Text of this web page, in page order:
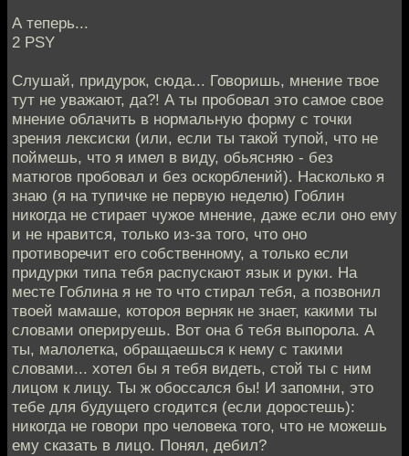
А теперь...
2 PSY
Слушай, придурок, сюда... Говоришь, мнение твое
тут не уважают, да?! А ты пробовал это самое свое
мнение облачить в нормальную форму с точки
зрения лексиски (или, если ты такой тупой, что не
поймешь, что я имел в виду, обьясняю - без
матюгов пробовал и без оскорблений). Насколько я
знаю (я на тупичке не первую неделю) Гоблин
никогда не стирает чужое мнение, даже если оно ему
и не нравится, только из-за того, что оно
противоречит его собственному, а только если
придурки типа тебя распускают язык и руки. На
месте Гоблина я не то что стирал тебя, а позвонил
твоей мамаше, котороя верняк не знает, какими ты
словами оперируешь. Вот она б тебя выпорола. А
ты, малолетка, обращаешься к нему с такими
словами... хотел бы я тебя видеть, стой ты с ним
лицом к лицу. Ты ж обоссался бы! И запомни, это
тебе для будущего сгодится (если доростешь):
никогда не говори про человека того, что не можешь
ему сказать в лицо. Понял, дебил?